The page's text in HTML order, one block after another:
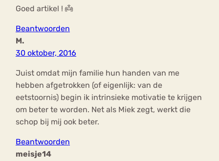
Goed artikel ! 👼
Beantwoorden
M.
30 oktober, 2016
Juist omdat mijn familie hun handen van me
hebben afgetrokken (of eigenlijk: van de
eetstoornis) begin ik intrinsieke motivatie te krijgen
om beter te worden. Net als Miek zegt, werkt die
schop bij mij ook beter.
Beantwoorden
meisje14